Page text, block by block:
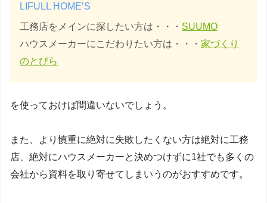
LIFULL HOME’S
工務店をメインに探したい方は・・・ SUUMO
ハウスメーカーにこだわりたい方は・・・ 家づくり
のとびら
を使っておけば間違いないでしょう。
また、より慎重に絶対に失敗したくない方は絶対に工務
店、絶対にハウスメーカーと決めつけずに1社でも多くの
会社から資料を取り寄せてしまいうのがおすすめです。